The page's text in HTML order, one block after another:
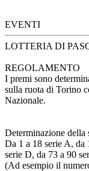
EVENTI
LOTTERIA DI
REGOLAMENTO
I premi sono
sulla ruota di Torino
Nazionale.
Determinazione della
Da 1 a 18 serie A, da
serie D, da 73 a 90
(Ad esempio il